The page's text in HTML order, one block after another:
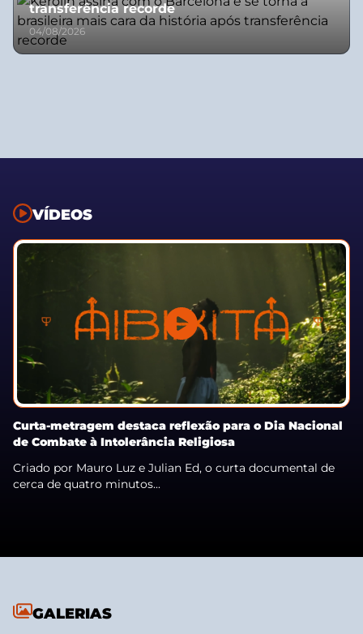
transferência recorde
04/08/2026
VÍDEOS
Curta-metragem destaca reflexão para o Dia Nacional
de Combate à Intolerância Religiosa
Criado por Mauro Luz e Julian Ed, o curta documental de
cerca de quatro minutos...
GALERIAS